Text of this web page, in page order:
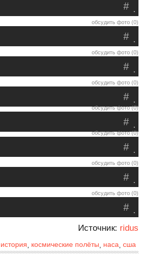
.
#
обсудить фото (0)
.
#
обсудить фото (0)
.
#
обсудить фото (0)
.
#
обсудить фото (0)
.
#
обсудить фото (0)
.
#
обсудить фото (0)
.
#
обсудить фото (0)
.
#
Источник: ridus
история космические полёты наса, сша